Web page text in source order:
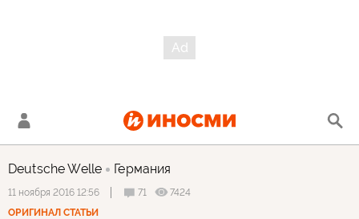
Deutsche Welle Германия
11 ноября 2016 12:56 71
7424
ОРИГИНАЛ СТАТЬИ